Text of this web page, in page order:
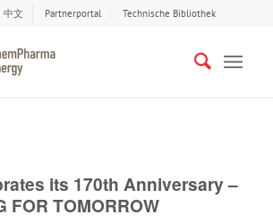
中文 Partnerportal Technische Bibliothek
its 170th Anniversary –
FOR TOMORROW